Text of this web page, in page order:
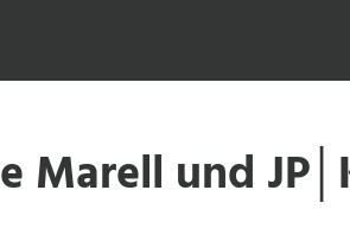
Marell und